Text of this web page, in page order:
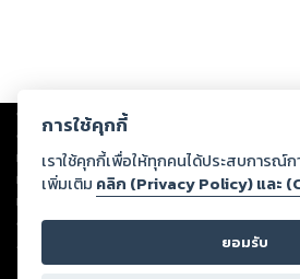
Copyright © 2026
ต่อผลงานหรือเนื้อหาใดที่อัปโหลดผ่านเว็บไซต์และ
ทรัพย์สินทางปัญญาของบุคคลอื่นหรือขัดต่อกฎหม
ทุกท่านโปรดใช้วิจารณญาณในการกลั่นกรองด้วย
หนึ่งส่วนใดขัดต่อกฎหมายและศีลธรรม กรุณาแจ้ง
ดำเนินการในทันที ทั้งนี้ ทางสตอรี่ล็อกขอสงวน
ลิขสิทธิ์ พ.ศ. 2537 (ฉบับล่าสุด)
การใช้คุกกี้
เราใช้คุกกี้เพื่อให้ทุกคนได้ประสบการณ์
เพิ่มเติม คลิก (Privacy Policy) และ
ยอมรับ